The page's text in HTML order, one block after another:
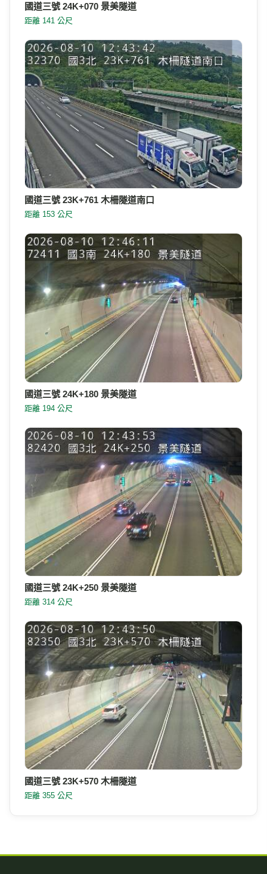
國道三號 24K+070 景美隧道
距離 141 公尺
國道三號 23K+761 木柵隧道南口
距離 153 公尺
國道三號 24K+180 景美隧道
距離 194 公尺
國道三號 24K+250 景美隧道
距離 314 公尺
國道三號 23K+570 木柵隧道
距離 355 公尺